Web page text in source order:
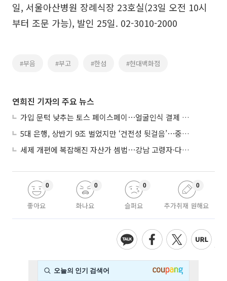
일, 서울아산병원 장례식장 23호실(23일 오전 10시
부터 조문 가능), 발인 25일. 02-3010-2000
#부음 #부고 #한섬 #현대백화점
연희진 기자의 주요 뉴스
가입 문턱 낮추는 토스 페이스페이⋯얼굴인식 결제 확산 속도낸다
5대 은행, 상반기 9조 벌었지만 ‘건전성 뒷걸음’⋯중기대출 문턱 높아지나
세제 개편에 복잡해진 자산가 셈법⋯강남 고령자·다주택자 ‘자산재편 고심’
좋아요
0
화나요
0
슬퍼요
0
추가취재 원해요
0